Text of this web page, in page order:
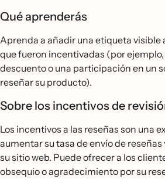
Qué aprenderás
Aprenda a añadir una etiqueta visible
que fueron incentivadas (por
descuento o una participación en un
reseñar su producto).
Sobre los incentivos de
Los incentivos a las reseñas son una
aumentar su tasa de envío de reseñas
su sitio web. Puede ofrecer a los
obsequio o agradecimiento por su